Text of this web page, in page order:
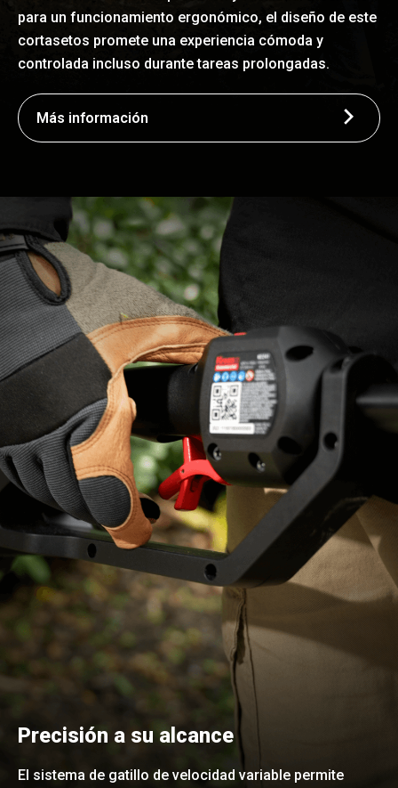
para un funcionamiento ergonómico, el diseño de este
cortasetos promete una experiencia cómoda y
controlada incluso durante tareas prolongadas.
Más información
Precisión a su alcance
El sistema de gatillo de velocidad variable permite